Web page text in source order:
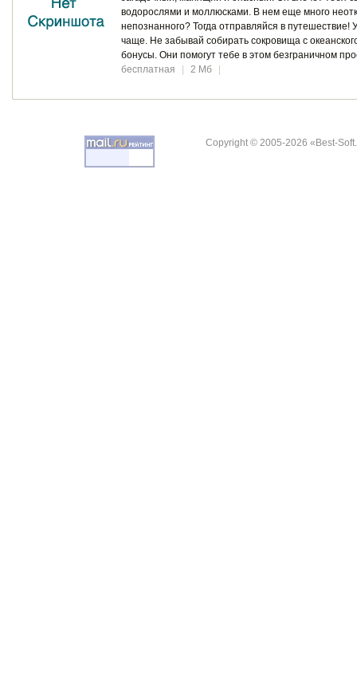
водорослями и моллюсками. В нем еще много
непознанного? Тогда отправляйся в
чаще. Не забывай собирать сокровища с
бонусы. Они помогут тебе в этом безграничном
бесплатная
| 2 Мб |
Copyright © 2005-2026 «Best-